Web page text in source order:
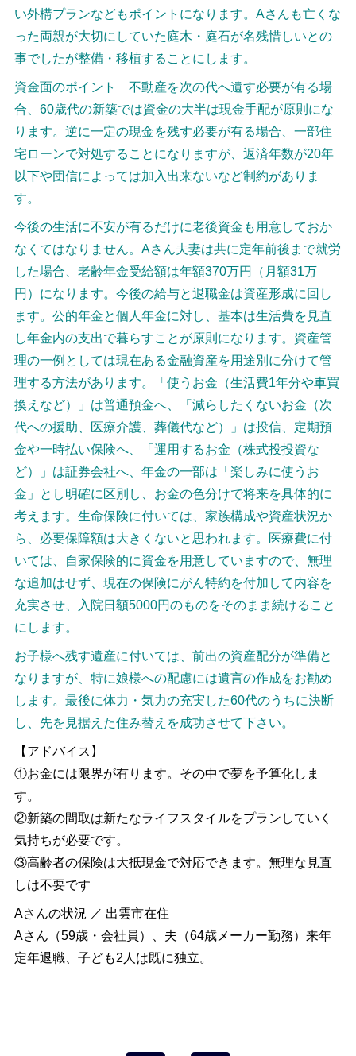
い外構プランなどもポイントになります。Aさんも亡くな
った両親が大切にしていた庭木・庭石が名残惜しいとの
事でしたが整備・移植することにします。
資金面のポイント 不動産を次の代へ遺す必要が有る場
合、60歳代の新築では資金の大半は現金手配が原則にな
ります。逆に一定の現金を残す必要が有る場合、一部住
宅ローンで対処することになりますが、返済年数が20年
以下や団信によっては加入出来ないなど制約がありま
す。
今後の生活に不安が有るだけに老後資金も用意しておか
なくてはなりません。Aさん夫妻は共に定年前後まで就労
した場合、老齢年金受給額は年額370万円（月額31万
円）になります。今後の給与と退職金は資産形成に回し
ます。公的年金と個人年金に対し、基本は生活費を見直
し年金内の支出で暮らすことが原則になります。資産管
理の一例としては現在ある金融資産を用途別に分けて管
理する方法があります。「使うお金（生活費1年分や車買
換えなど）」は普通預金へ、「減らしたくないお金（次
代への援助、医療介護、葬儀代など）」は投信、定期預
金や一時払い保険へ、「運用するお金（株式投投資な
ど）」は証券会社へ、年金の一部は「楽しみに使うお
金」とし明確に区別し、お金の色分けで将来を具体的に
考えます。生命保険に付いては、家族構成や資産状況か
ら、必要保障額は大きくないと思われます。医療費に付
いては、自家保険的に資金を用意していますので、無理
な追加はせず、現在の保険にがん特約を付加して内容を
充実させ、入院日額5000円のものをそのまま続けること
にします。
お子様へ残す遺産に付いては、前出の資産配分が準備と
なりますが、特に娘様への配慮には遺言の作成をお勧め
します。最後に体力・気力の充実した60代のうちに決断
し、先を見据えた住み替えを成功させて下さい。
【アドバイス】
①お金には限界が有ります。その中で夢を予算化しま
す。
②新築の間取は新たなライフスタイルをプランしていく
気持ちが必要です。
③高齢者の保険は大抵現金で対応できます。無理な見直
しは不要です
Aさんの状況 ／ 出雲市在住
Aさん（59歳・会社員）、夫（64歳メーカー勤務）来年
定年退職、子ども2人は既に独立。